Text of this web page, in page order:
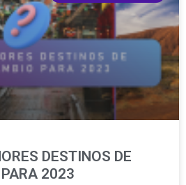
DESTINOS DE
2023